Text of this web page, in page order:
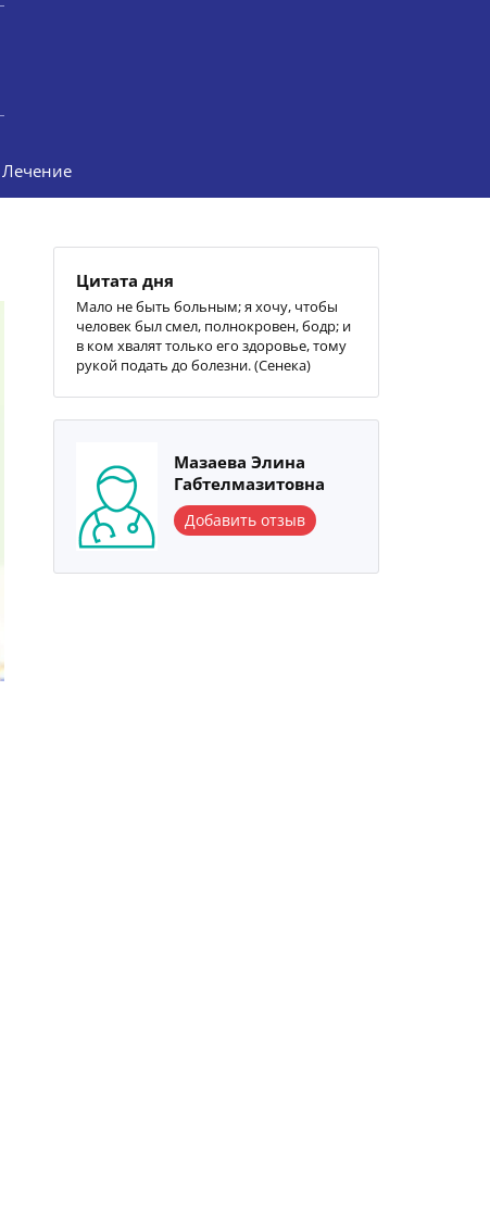
Лечение
Цитата дня
Мало не быть больным; я хочу, чтобы
человек был смел, полнокровен, бодр; и
в ком хвалят только его здоровье, тому
рукой подать до болезни. (Сенека)
Мазаева Элина
Габтелмазитовна
Добавить отзыв